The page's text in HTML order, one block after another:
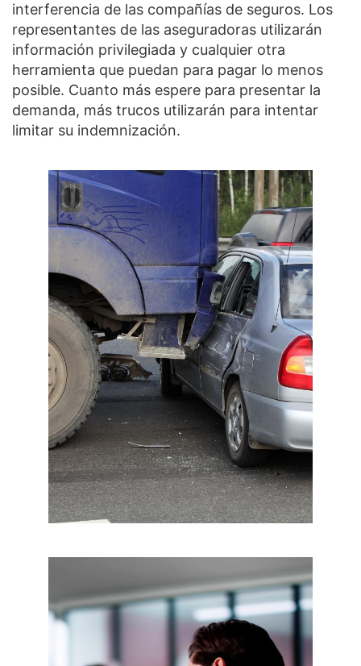
interferencia de las compañías de seguros. Los
representantes de las aseguradoras utilizarán
información privilegiada y cualquier otra
herramienta que puedan para pagar lo menos
posible. Cuanto más espere para presentar la
demanda, más trucos utilizarán para intentar
limitar su indemnización.